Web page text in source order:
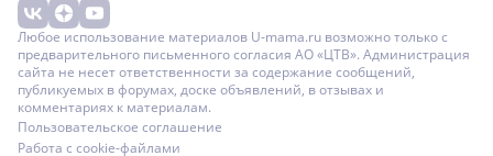
Любое использование материалов U-mama.ru возможно только с
предварительного письменного согласия АО «ЦТВ». Администрация
сайта не несет ответственности за содержание сообщений,
публикуемых в форумах, доске объявлений, в отзывах и
комментариях к материалам.
Пользовательское соглашение
Работа с cookie-файлами